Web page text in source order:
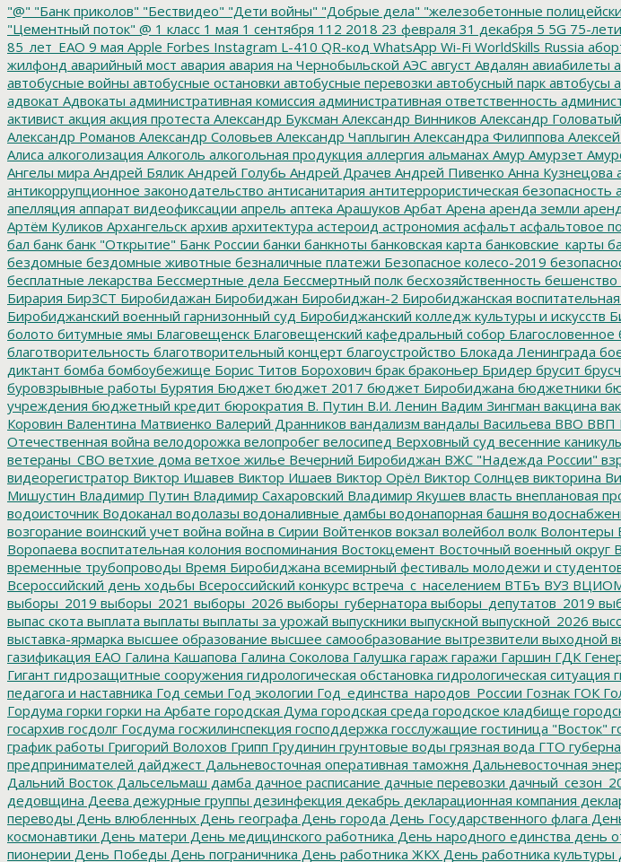
"@" "Банк приколов" "Бествидео" "Дети войны" "Добрые дела" "железобетонные
"Цементный поток" @ 1 класс 1 мая 1 сентября 112 2018 23 февраля 31 декабря 5 5G 75-
85_лет_ЕАО 9 мая Apple Forbes Instagram L-410 QR-код WhatsApp Wi-Fi WorldSkills Russia
жилфонд аварийный мост авария авария на Чернобыльской АЭС август Авдалян авиабилеты
автобусные войны автобусные остановки автобусные перевозки автобусный парк автобусы
адвокат Адвокаты административная комиссия административная ответственность
активист акция акция протеста Александр Буксман Александр Винников Александр Головатый
Александр Романов Александр Соловьев Александр Чаплыгин Александра Филиппова
Алиса алкоголизация Алкоголь алкогольная продукция аллергия альманах Амур Амурзет
Ангелы мира Андрей Бялик Андрей Голубь Андрей Драчев Андрей Пивенко Анна Кузнецова
антикоррупционное законодательство антисанитария антитеррористическая безопасность
апелляция аппарат видеофиксации апрель аптека Арашуков Арбат Арена аренда земли
Артём Куликов Архангельск архив архитектура астероид астрономия асфальт асфальтовое
бал банк банк "Открытие" Банк России банки банкноты банковская карта банковские_карты
бездомные бездомные животные безналичные платежи Безопасное колесо-2019
бесплатные лекарства Бессмертные дела Бессмертный полк бесхозяйственность бешенство
Бирария БирЗСТ Биробидажан Биробиджан Биробиджан-2 Биробиджанская
Биробиджанский военный гарнизонный суд Биробиджанский колледж культуры и искусств
болото битумные ямы Благовещенск Благовещенский кафедральный собор Благословенное
благотворительность благотворительный концерт благоустройство Блокада Ленинграда
диктант бомба бомбоубежище Борис Титов Борохович брак браконьер Бридер брусит
буровзрывные работы Бурятия Бюджет бюджет 2017 бюджет Биробиджана бюджетники
учреждения бюджетный кредит бюрократия В. Путин В.И. Ленин Вадим Зингман вакцина
Коровин Валентина Матвиенко Валерий Дранников вандализм вандалы Васильева ВВО ВВП
Отечественная война велодорожка велопробег велосипед Верховный суд весенние
ветераны_СВО ветхие дома ветхое жилье Вечерний Биробиджан ВЖС "Надежда России"
видеорегистратор Виктор Ишавев Виктор Ишаев Виктор Орёл Виктор Солнцев викторина
Мишустин Владимир Путин Владимир Сахаровский Владимир Якушев власть внеплановая
водоисточник Водоканал водолазы водоналивные дамбы водонапорная башня
возгорание воинский учет война война в Сирии Войтенков вокзал волейбол волк Волонтеры
Воропаева воспитательная колония воспоминания Востокцемент Восточный военный округ
временные трубопроводы Время Биробиджана всемирный фестиваль молодежи и
Всероссийский день ходьбы Всероссийский конкурс встреча_с_населением ВТБъ ВУЗ
выборы_2019 выборы_2021 выборы_2026 выборы_губернатора выборы_депутатов_2019
выпас скота выплата выплаты выплаты за урожай выпускники выпускной выпускной_2026
выставка-ярмарка высшее образование высшее самообразование вытрезвители выходной
газификация ЕАО Галина Кашапова Галина Соколова Галушка гараж гаражи Гаршин ГДК
Гигант гидрозащитные сооружения гидрологическая обстановка гидрологическая ситуация
педагога и наставника Год семьи Год экологии Год_единства_народов_России Гознак ГОК
Гордума горки горки на Арбате городская Дума городская среда городское кладбище
госархив госдолг Госдума госжилинспекция господдержка госслужащие гостиница "Восток"
график работы Григорий Волохов Грипп Грудинин грунтовые воды грязная вода ГТО
предпринимателей дайджест Дальневосточная оперативная таможня Дальневосточная
Дальний Восток Дальсельмаш дамба дачное расписание дачные перевозки
дедовщина Деева дежурные группы дезинфекция декабрь декларационная компания
переводы День влюбленных День географа День города День Государственного флага
космонавтики День матери День медицинского работника День народного единства день
пионерии День Победы День пограничника День работника ЖКХ День работника культуры